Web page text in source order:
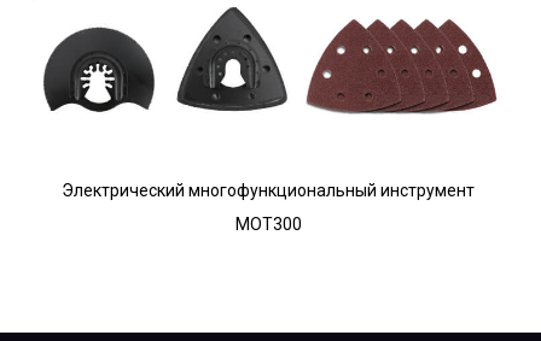
Электрический многофункциональный инструмент
MOT300